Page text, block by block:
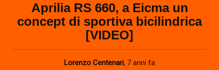
V
i
d
Aprilia RS 660, a Eicma un
concept di sportiva bicilindrica
[VIDEO]
Lorenzo Centenari, 7 anni fa